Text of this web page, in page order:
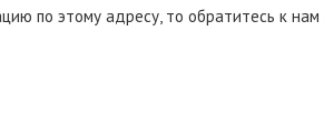
по этому адресу, то обратитесь к нам